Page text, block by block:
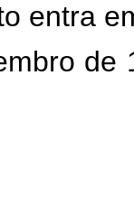
entra
de